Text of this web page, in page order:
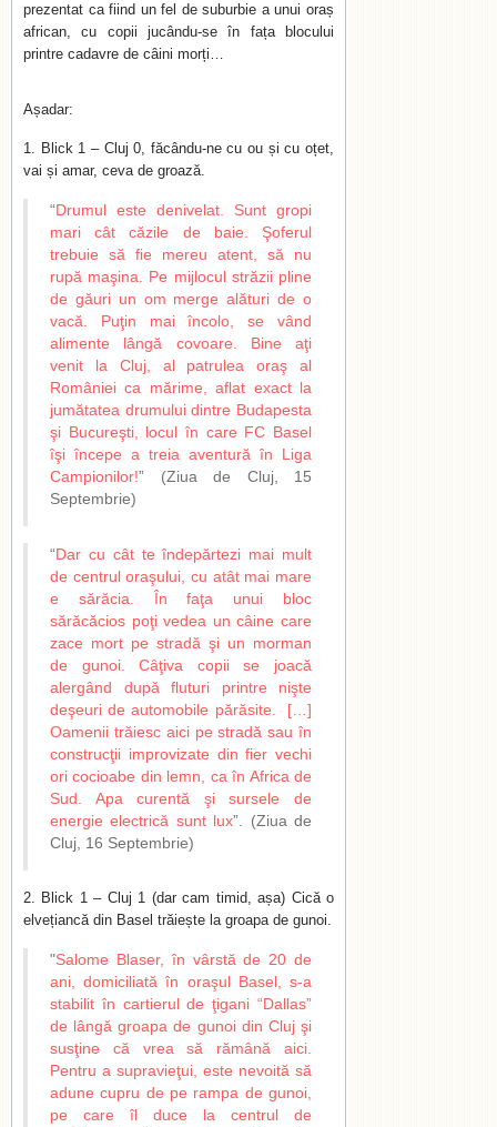
prezentat ca fiind un fel de suburbie a unui oraș
african, cu copii jucându-se în fața blocului
printre cadavre de câini morți…
Așadar:
1. Blick 1 – Cluj 0, făcându-ne cu ou și cu oțet,
vai și amar, ceva de groază.
“Drumul este denivelat. Sunt gropi
mari cât căzile de baie. Şoferul
trebuie să fie mereu atent, să nu
rupă maşina. Pe mijlocul străzii pline
de găuri un om merge alături de o
vacă. Puţin mai încolo, se vând
alimente lângă covoare. Bine aţi
venit la Cluj, al patrulea oraş al
României ca mărime, aflat exact la
jumătatea drumului dintre Budapesta
şi Bucureşti, locul în care FC Basel
îşi începe a treia aventură în Liga
Campionilor!” (Ziua de Cluj, 15
Septembrie)
“Dar cu cât te îndepărtezi mai mult
de centrul oraşului, cu atât mai mare
e sărăcia. În faţa unui bloc
sărăcăcios poţi vedea un câine care
zace mort pe stradă şi un morman
de gunoi. Câţiva copii se joacă
alergând după fluturi printre nişte
deşeuri de automobile părăsite. […]
Oamenii trăiesc aici pe stradă sau în
construcţii improvizate din fier vechi
ori cocioabe din lemn, ca în Africa de
Sud. Apa curentă şi sursele de
energie electrică sunt lux”. (Ziua de
Cluj, 16 Septembrie)
2. Blick 1 – Cluj 1 (dar cam timid, așa) Cică o
elvețiancă din Basel trăiește la groapa de gunoi.
"Salome Blaser, în vârstă de 20 de
ani, domiciliată în oraşul Basel, s-a
stabilit în cartierul de ţigani “Dallas”
de lângă groapa de gunoi din Cluj şi
susţine că vrea să rămână aici.
Pentru a supravieţui, este nevoită să
adune cupru de pe rampa de gunoi,
pe care îl duce la centrul de